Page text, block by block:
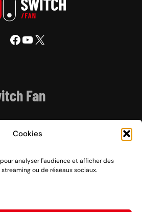
Cookies
analyser l'audience et afficher des
ou de réseaux sociaux.
Facebook YouTube X
Fan
Switch Fan est un site de
3 mars 2017.
clics sur nos liens en passant par